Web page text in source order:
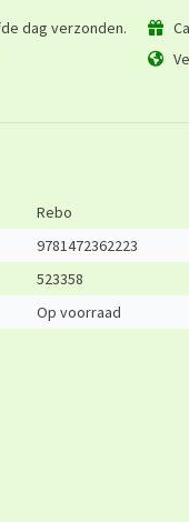
dag verzonden.
Rebo
9781472362223
523358
Op voorraad